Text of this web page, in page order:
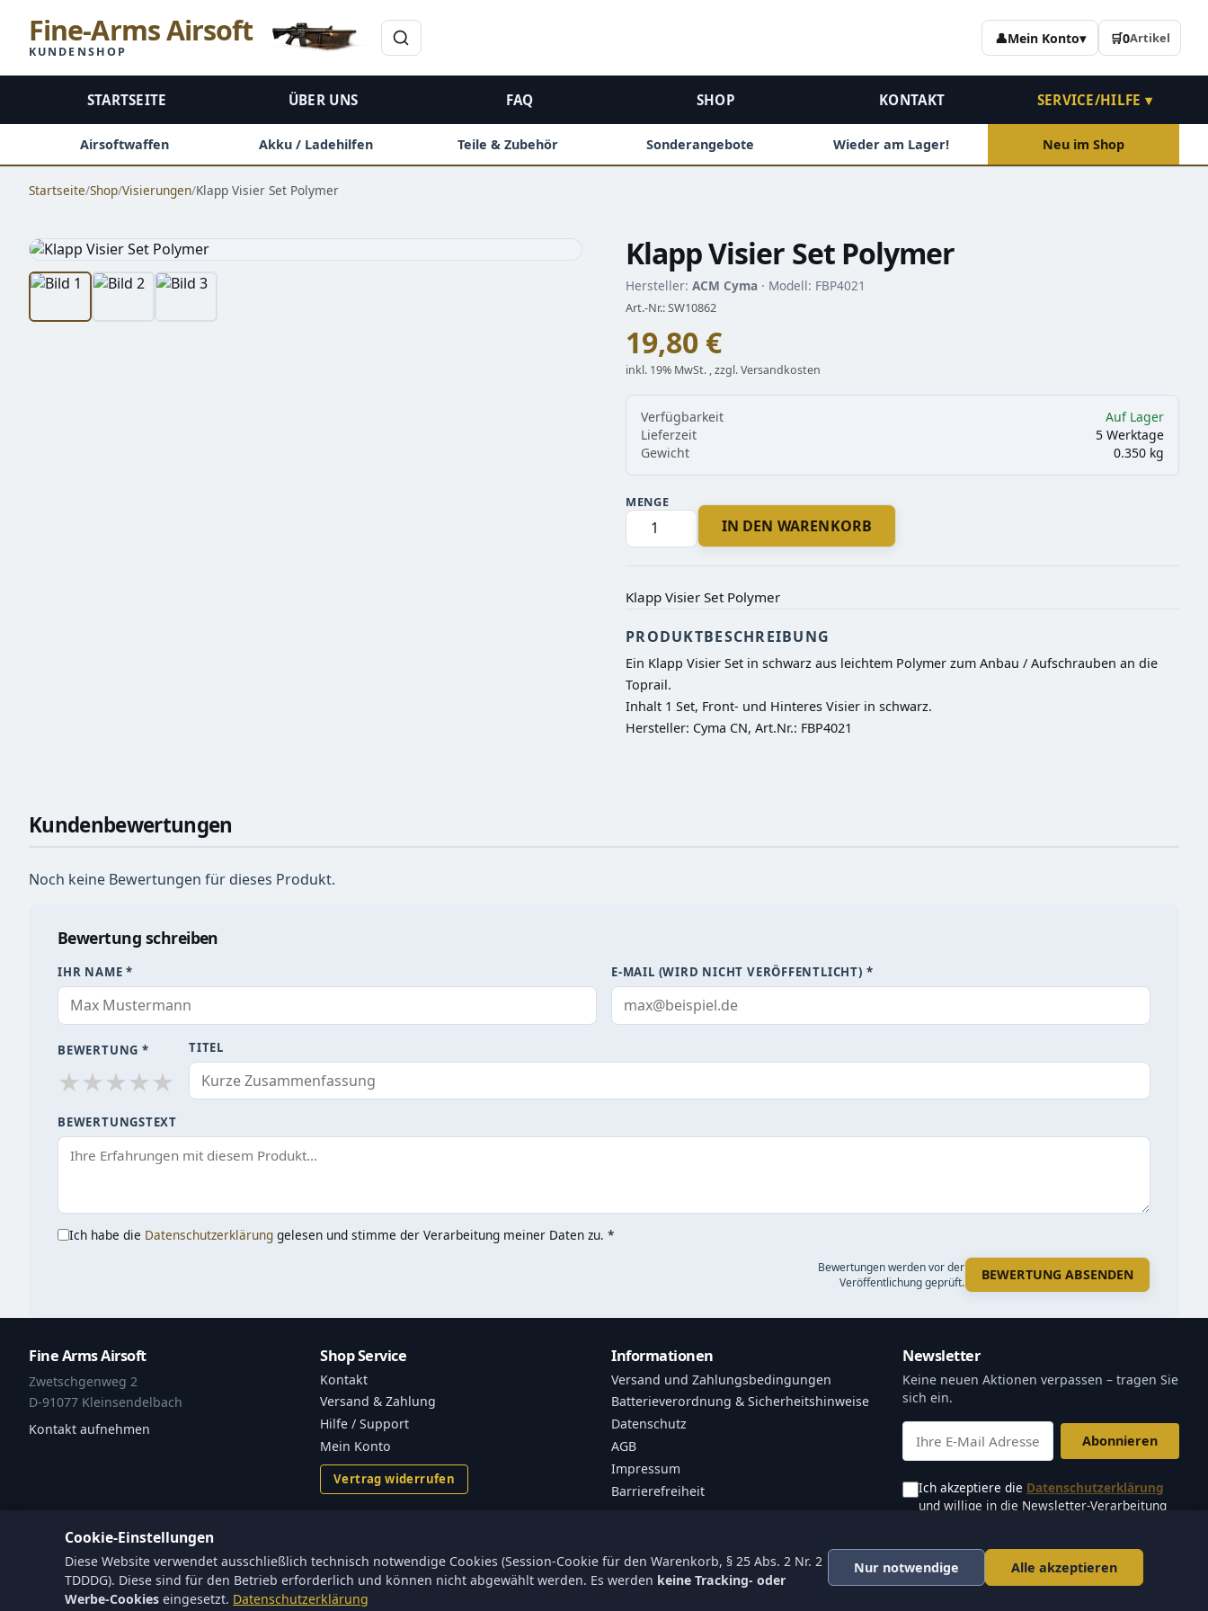
Fine-Arms Airsoft
KUNDENSHOP
👤Mein Konto▾ 🛒0Artikel
STARTSEITE ÜBER UNS FAQ SHOP KONTAKT SERVICE/HILFE ▾
Airsoftwaffen Akku / Ladehilfen Teile & Zubehör Sonderangebote Wieder am Lager! Neu im Shop
Startseite/Shop/Visierungen/Klapp Visier Set Polymer
Klapp Visier Set Polymer
Hersteller: ACM Cyma · Modell: FBP4021
Art.-Nr.: SW10862
19,80 €
inkl. 19% MwSt. , zzgl. Versandkosten
Verfügbarkeit
Auf Lager
Lieferzeit
5 Werktage
Gewicht
0.350 kg
MENGE
IN DEN WARENKORB
Klapp Visier Set Polymer
PRODUKTBESCHREIBUNG
Ein Klapp Visier Set in schwarz aus leichtem Polymer zum Anbau / Aufschrauben an die
Toprail.
Inhalt 1 Set, Front- und Hinteres Visier in schwarz.
Hersteller: Cyma CN, Art.Nr.: FBP4021
Kundenbewertungen
Noch keine Bewertungen für dieses Produkt.
Bewertung schreiben
IHR NAME * E-MAIL (WIRD NICHT VERÖFFENTLICHT) *
BEWERTUNG *
★★★★★
TITEL
BEWERTUNGSTEXT
Ich habe die Datenschutzerklärung gelesen und stimme der Verarbeitung meiner Daten zu. *
Bewertungen werden vor der
Veröffentlichung geprüft.
BEWERTUNG ABSENDEN
Fine Arms Airsoft
Zwetschgenweg 2
D-91077 Kleinsendelbach
Kontakt aufnehmen
Shop Service
Kontakt
Versand & Zahlung
Hilfe / Support
Mein Konto
Vertrag widerrufen
Informationen
Versand und Zahlungsbedingungen
Batterieverordnung & Sicherheitshinweise
Datenschutz
AGB
Impressum
Barrierefreiheit
Newsletter
Keine neuen Aktionen verpassen – tragen Sie
sich ein.
Abonnieren
Ich akzeptiere die Datenschutzerklärung
und willige in die Newsletter-Verarbeitung
Newsletter abbestellen
* Alle Preise inkl. gesetzl. Mehrwertsteuer zzgl. Versandkosten.
© 2026 Fine-Arms Airsoft ·Cookie-Einstellungen
Cookie-Einstellungen
Diese Website verwendet ausschließlich technisch notwendige Cookies (Session-Cookie für den Warenkorb, § 25 Abs. 2 Nr. 2
TDDDG). Diese sind für den Betrieb erforderlich und können nicht abgewählt werden. Es werden keine Tracking- oder
Werbe-Cookies eingesetzt. Datenschutzerklärung
Nur notwendige Alle akzeptieren